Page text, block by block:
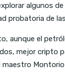
algunos
probatoria de
aunque el
mejor cripto